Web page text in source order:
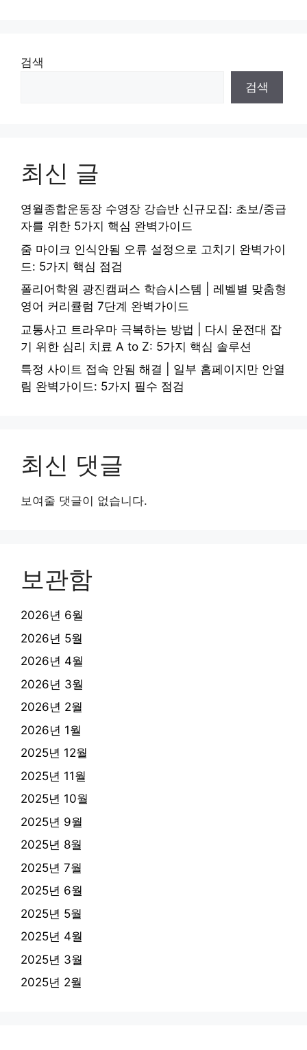
검색
검색
최신 글
영월종합운동장 수영장 강습반 신규모집: 초보/중급
자를 위한 5가지 핵심 완벽가이드
줌 마이크 인식안됨 오류 설정으로 고치기 완벽가이
드: 5가지 핵심 점검
폴리어학원 광진캠퍼스 학습시스템 | 레벨별 맞춤형
영어 커리큘럼 7단계 완벽가이드
교통사고 트라우마 극복하는 방법 | 다시 운전대 잡
기 위한 심리 치료 A to Z: 5가지 핵심 솔루션
특정 사이트 접속 안됨 해결 | 일부 홈페이지만 안열
림 완벽가이드: 5가지 필수 점검
최신 댓글
보여줄 댓글이 없습니다.
보관함
2026년 6월
2026년 5월
2026년 4월
2026년 3월
2026년 2월
2026년 1월
2025년 12월
2025년 11월
2025년 10월
2025년 9월
2025년 8월
2025년 7월
2025년 6월
2025년 5월
2025년 4월
2025년 3월
2025년 2월